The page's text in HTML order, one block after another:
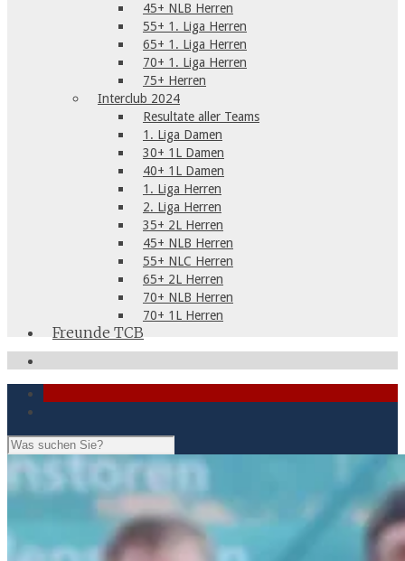
45+ NLB Herren
55+ 1. Liga Herren
65+ 1. Liga Herren
70+ 1. Liga Herren
75+ Herren
Interclub 2024
Resultate aller Teams
1. Liga Damen
30+ 1L Damen
40+ 1L Damen
1. Liga Herren
2. Liga Herren
35+ 2L Herren
45+ NLB Herren
55+ NLC Herren
65+ 2L Herren
70+ NLB Herren
70+ 1L Herren
Freunde TCB